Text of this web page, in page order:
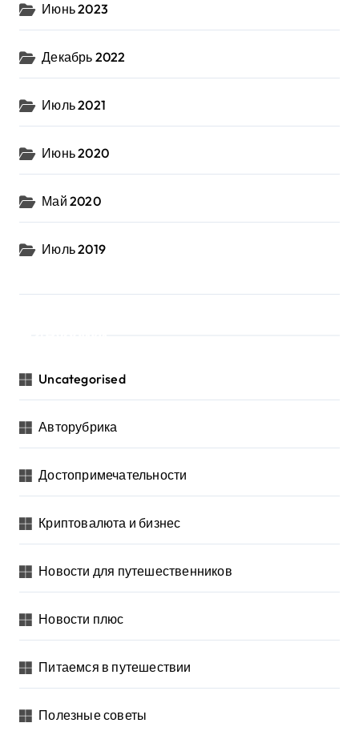
Июнь 2023
Декабрь 2022
Июль 2021
Июнь 2020
Май 2020
Июль 2019
Uncategorised
Авторубрика
Достопримечательности
Криптовалюта и бизнес
Новости для путешественников
Новости плюс
Питаемся в путешествии
Полезные советы